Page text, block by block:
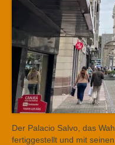
Der Palacio Salvo, das
fertiggestellt und mit